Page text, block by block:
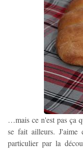
…mais ce n'est pas ça
se fait ailleurs. J'aime
particulier par la